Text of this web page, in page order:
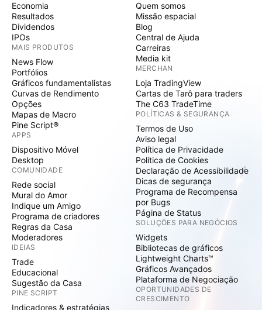
Economia
Resultados
Dividendos
IPOs
MAIS PRODUTOS
News Flow
Portfólios
Gráficos fundamentalistas
Curvas de Rendimento
Opções
Mapas de Macro
Pine Script®
APPS
Dispositivo Móvel
Desktop
COMUNIDADE
Rede social
Mural do Amor
Indique um Amigo
Programa de criadores
Regras da Casa
Moderadores
IDEIAS
Trade
Educacional
Sugestão da Casa
PINE SCRIPT
Indicadores & estratégias
Quem somos
Missão espacial
Blog
Central de Ajuda
Carreiras
Media kit
MERCHAN
Loja TradingView
Cartas de Tarô para traders
The C63 TradeTime
POLÍTICAS & SEGURANÇA
Termos de Uso
Aviso legal
Política de Privacidade
Política de Cookies
Declaração de Acessibilidade
Dicas de segurança
Programa de Recompensa
por Bugs
Página de Status
SOLUÇÕES PARA NEGÓCIOS
Widgets
Bibliotecas de gráficos
Lightweight Charts™
Gráficos Avançados
Plataforma de Negociação
OPORTUNIDADES DE
CRESCIMENTO